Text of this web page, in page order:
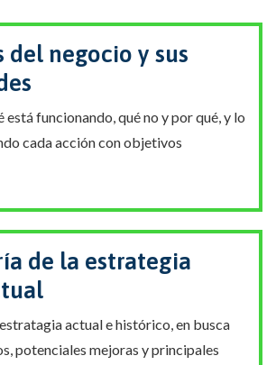
del negocio y sus
está funcionando, qué no y por qué, y lo
cada acción con objetivos
de la estrategia
actual e histórico, en busca
potenciales mejoras y principales